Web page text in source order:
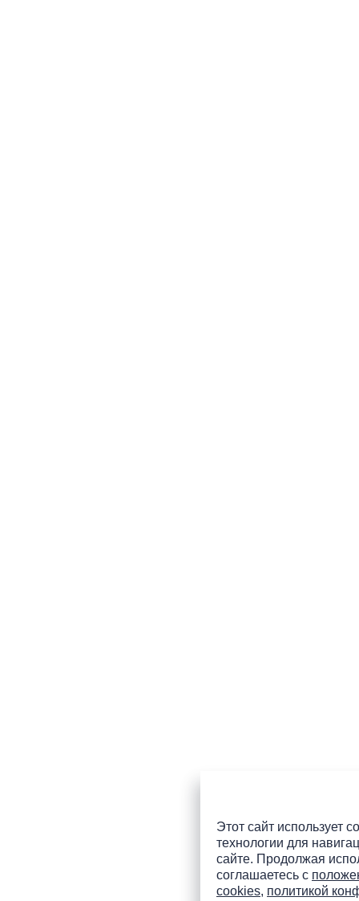
Этот сайт использует
технологии для
сайте. Продолжая
соглашаетесь с
cookies, политикой